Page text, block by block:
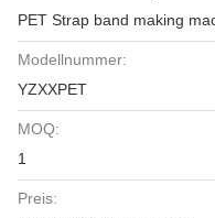
PET Strap band making
Modellnummer:
YZXXPET
MOQ:
1
Preis: